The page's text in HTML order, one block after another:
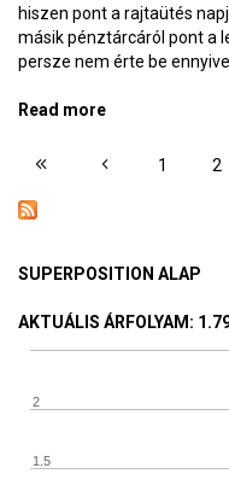
hiszen pont a rajtaütés
másik pénztárcáról pont a
persze nem érte be ennyivel.
Read more
OLDALAK 1 2
SUPERPOSITION ALAP
AKTUÁLIS ÁRFOLYAM:
1.5
2